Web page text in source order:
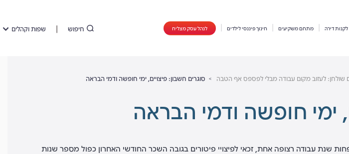
לקנות דירה מתחם משקיעים חינוך פיננסי לילדים לנהל עסק מצליח חיפוש שפות וקהלים
שולחן: לעזוב מקום עבודה מבלי לפספס אף הטבה סוגרים חשבון: פיצויים, ימי חופשה ודמי הבראה
ימי חופשה ודמי הבראה
שנת עבודה רצופה אחת, זכאי לפיצויי פיטורים בגובה השכר החודשי האחרון כפול מספר שנות